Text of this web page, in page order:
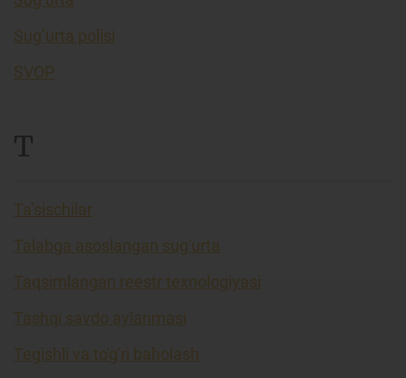
Sug’urta polisi
SVOP
T
Ta’sischilar
Talabga asoslangan sug'urta
Taqsimlangan reestr texnologiyasi
Tashqi savdo aylanmasi
Tegishli va to'g'ri baholash